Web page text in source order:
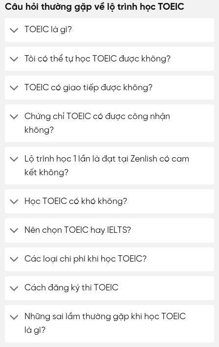
Câu hỏi thường gặp về lộ trình học TOEIC
TOEIC là gì?
Tôi có thể tự học TOEIC được không?
TOEIC có giao tiếp được không?
Chứng chỉ TOEIC có được công nhận
không?
Lộ trình học 1 lần là đạt tại Zenlish có cam
kết không?
Học TOEIC có khó không?
Nên chọn TOEIC hay IELTS?
Các loại chi phí khi học TOEIC?
Cách đăng ký thi TOEIC
Những sai lầm thường gặp khi học TOEIC
là gì?